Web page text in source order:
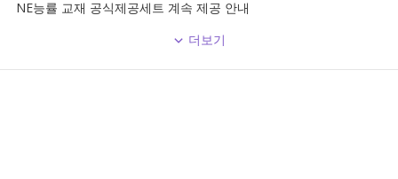
NE능률 교재 공식제공세트 계속 제공 안내
더보기